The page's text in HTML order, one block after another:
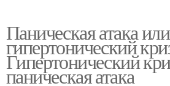
Паническая атака или
гипертонический
Гипертонический
паническая атака